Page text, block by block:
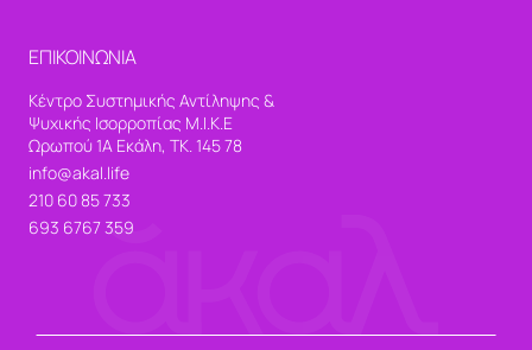
ΕΠΙΚΟΙΝΩΝΙΑ
Κέντρο Συστημικής Αντίληψης &
Ψυχικής Ισορροπίας Μ.Ι.Κ.Ε
Ωρωπού 1Α Εκάλη, ΤΚ. 145 78
info@akal.life
210 60 85 733
693 6767 359